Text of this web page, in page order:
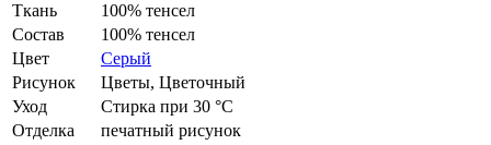
Ткань
100% тенсел
Состав
100% тенсел
Цвет
Серый
Рисунок
Цветы, Цветочный
Уход
Стирка при 30 °С
Отделка
печатный рисунок